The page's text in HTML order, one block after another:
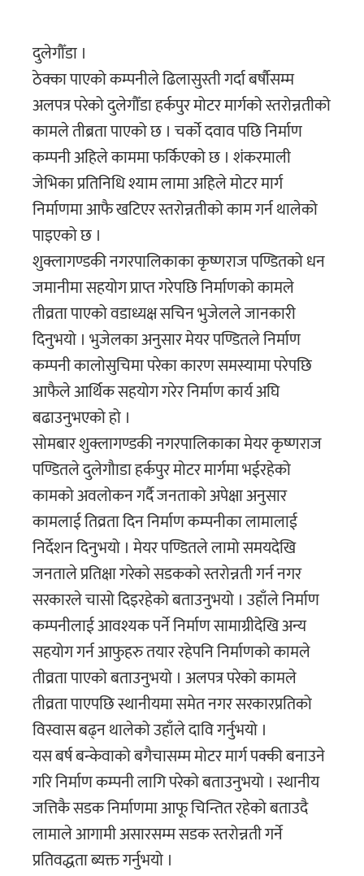
दुलेगौँडा ।
ठेक्का पाएको कम्पनीले ढिलासुस्ती गर्दा बर्षाैसम्म
अलपत्र परेको दुलेगौँडा हर्कपुर मोटर मार्गको स्तरोन्नतीको
कामले तीब्रता पाएको छ । चर्काे दवाव पछि निर्माण
कम्पनी अहिले काममा फर्किएको छ । शंकरमाली
जेभिका प्रतिनिधि श्याम लामा अहिले मोटर मार्ग
निर्माणमा आफै खटिएर स्तरोन्नतीको काम गर्न थालेको
पाइएको छ ।
शुक्लागण्डकी नगरपालिकाका कृष्णराज पण्डितको धन
जमानीमा सहयोग प्राप्त गरेपछि निर्माणको कामले
तीव्रता पाएको वडाध्यक्ष सचिन भुजेलले जानकारी
दिनुभयो । भुजेलका अनुसार मेयर पण्डितले निर्माण
कम्पनी कालोसुचिमा परेका कारण समस्यामा परेपछि
आफैले आर्थिक सहयोग गरेर निर्माण कार्य अघि
बढाउनुभएको हो ।
सोमबार शुक्लागण्डकी नगरपालिकाका मेयर कृष्णराज
पण्डितले दुलेगौाडा हर्कपुर मोटर मार्गमा भईरहेको
कामको अवलोकन गर्दै जनताको अपेक्षा अनुसार
कामलाई तिव्रता दिन निर्माण कम्पनीका लामालाई
निर्देशन दिनुभयो । मेयर पण्डितले लामो समयदेखि
जनताले प्रतिक्षा गरेको सडकको स्तरोन्नती गर्न नगर
सरकारले चासो दिइरहेको बताउनुभयो । उहाँले निर्माण
कम्पनीलाई आवश्यक पर्ने निर्माण सामाग्रीदेखि अन्य
सहयोग गर्न आफुहरु तयार रहेपनि निर्माणको कामले
तीव्रता पाएको बताउनुभयो । अलपत्र परेको कामले
तीव्रता पाएपछि स्थानीयमा समेत नगर सरकारप्रतिको
विस्वास बढ्न थालेको उहाँले दावि गर्नुभयो ।
यस बर्ष बन्केवाको बगैचासम्म मोटर मार्ग पक्की बनाउने
गरि निर्माण कम्पनी लागि परेको बताउनुभयो । स्थानीय
जत्तिकै सडक निर्माणमा आफू चिन्तित रहेको बताउदै
लामाले आगामी असारसम्म सडक स्तरोन्नती गर्ने
प्रतिवद्धता ब्यक्त गर्नुभयो ।